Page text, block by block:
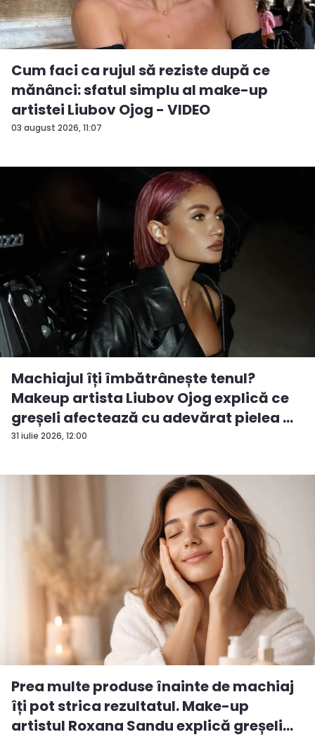
03 august 2026, 11:07
Cum faci ca rujul să reziste după ce
mănânci: sfatul simplu al make-up
artistei Liubov Ojog - VIDEO
31 iulie 2026, 12:00
Machiajul îți îmbătrânește tenul?
Makeup artista Liubov Ojog explică ce
greșeli afectează cu adevărat pielea ...
Prea multe produse înainte de machiaj
îți pot strica rezultatul. Make-up
artistul Roxana Sandu explică greșeli...